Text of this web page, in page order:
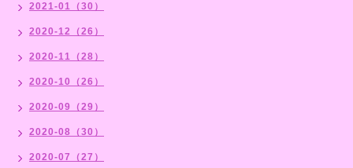
2021-01（30）
2020-12（26）
2020-11（28）
2020-10（26）
2020-09（29）
2020-08（30）
2020-07（27）